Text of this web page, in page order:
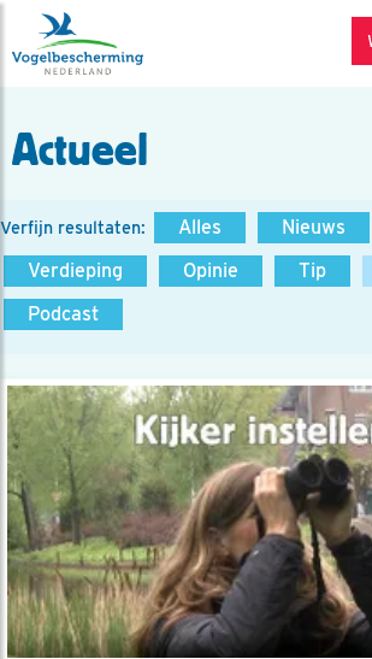
Actueel
Verfijn resultaten: Alles Nieuws
Verdieping
Opinie Tip
Podcast